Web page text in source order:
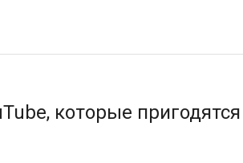
которые пригодятся